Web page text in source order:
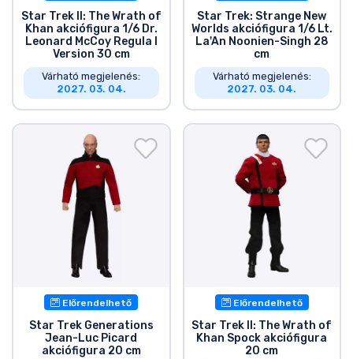
Star Trek II: The Wrath of
Khan akciófigura 1/6 Dr.
Leonard McCoy Regula I
Version 30 cm
Várható megjelenés:
2027. 03. 04.
Star Trek: Strange New
Worlds akciófigura 1/6 Lt.
La'An Noonien-Singh 28
cm
Várható megjelenés:
2027. 03. 04.
Előrendelhető
Star Trek Generations
Jean-Luc Picard
akciófigura 20 cm
Előrendelhető
Star Trek II: The Wrath of
Khan Spock akciófigura
20 cm